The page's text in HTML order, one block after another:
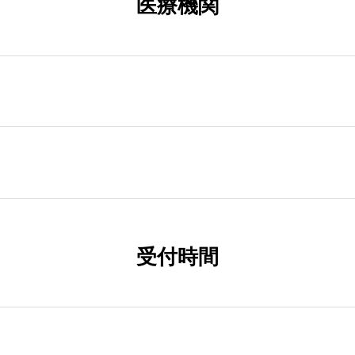
医療機関
受付時間